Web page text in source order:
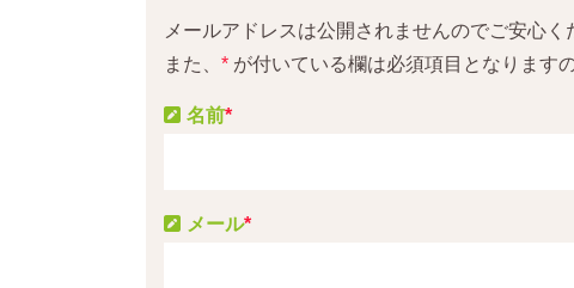
メールアドレスは公開されませんのでご安心く
また、 * が付いている欄は必須項目となります
名前*
メール*